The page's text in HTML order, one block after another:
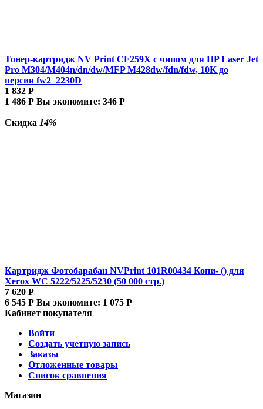
Тонер-картридж NV Print CF259X с чипом для HP Laser Jet
Pro M304/M404n/dn/dw/MFP M428dw/fdn/fdw, 10K до
версии fw2_2230D
1 832 Р
1 486 Р Вы экономите: 346 Р
Скидка 14%
Картридж Фотобарабан NVPrint 101R00434 Копи- () для
Xerox WC 5222/5225/5230 (50 000 стр.)
7 620 Р
6 545 Р Вы экономите: 1 075 Р
Кабинет покупателя
Войти
Создать учетную запись
Заказы
Отложенные товары
Список сравнения
Магазин